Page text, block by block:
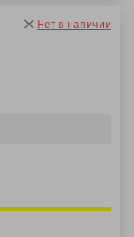
Нет в наличии